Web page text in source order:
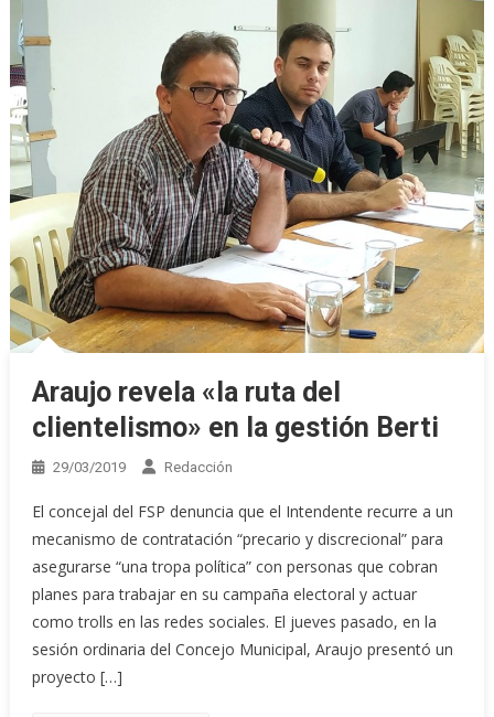
Araujo revela «la ruta del
clientelismo» en la gestión Berti
29/03/2019 Redacción
El concejal del FSP denuncia que el Intendente recurre a un
mecanismo de contratación “precario y discrecional” para
asegurarse “una tropa política” con personas que cobran
planes para trabajar en su campaña electoral y actuar
como trolls en las redes sociales. El jueves pasado, en la
sesión ordinaria del Concejo Municipal, Araujo presentó un
proyecto […]